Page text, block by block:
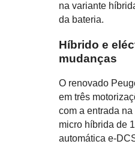
na variante
da bateria.
Híbrido e
mudanças
O renovado
em três
com a entrada
micro híbrida de
automática e-